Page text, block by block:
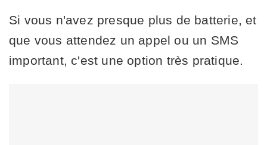
Si vous n'avez presque plus de batterie, et
que vous attendez un appel ou un SMS
important, c'est une option très pratique.